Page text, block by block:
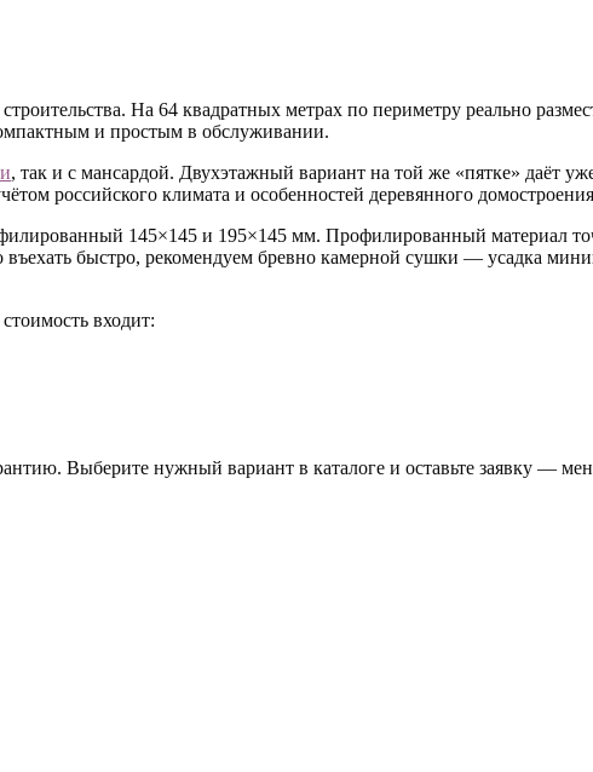
На 64 квадратных метрах по периметру реально
и простым в обслуживании.
, так и с мансардой. Двухэтажный вариант на той же «пятке» даёт
российского климата и особенностей деревянного
145×145 и 195×145 мм. Профилированный материал
быстро, рекомендуем бревно камерной сушки — усадка
входит:
Выберите нужный вариант в каталоге и оставьте заявку —